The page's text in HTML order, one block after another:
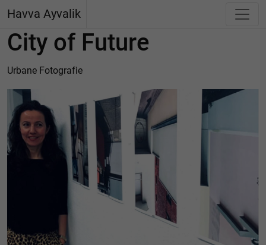
Havva Ayvalik
City of Future
Urbane Fotografie